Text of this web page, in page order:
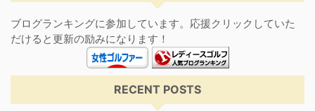
ブログランキングに参加しています。応援クリックしていた
だけると更新の励みになります！
RECENT POSTS